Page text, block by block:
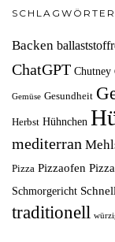
SCHLAGWÖRTER
Backen
ChatGPT Chutney
Gemüse Gesundheit
Herbst Hühnchen
mediterran
Pizza Pizzaofen
Schmorgericht Schnell
traditionell